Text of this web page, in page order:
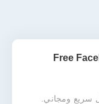
Free
سريع ومجاني.